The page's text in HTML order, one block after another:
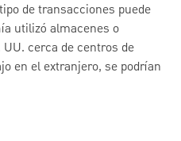
de transacciones puede
utilizó almacenes o
cerca de centros de
en el extranjero, se podrían